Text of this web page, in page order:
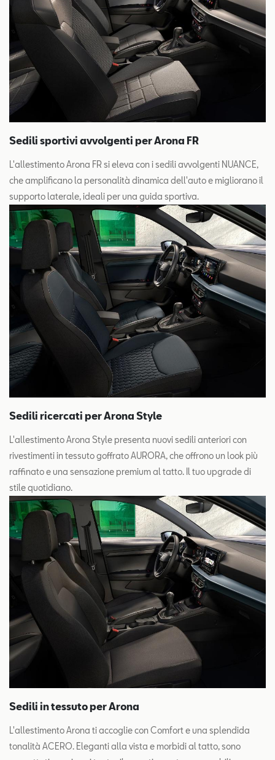
Sedili sportivi avvolgenti per Arona FR
L'allestimento Arona FR si eleva con i sedili avvolgenti NUANCE,
che amplificano la personalità dinamica dell'auto e migliorano il
supporto laterale, ideali per una guida sportiva.
Sedili ricercati per Arona Style
L'allestimento Arona Style presenta nuovi sedili anteriori con
rivestimenti in tessuto goffrato AURORA, che offrono un look più
raffinato e una sensazione premium al tatto. Il tuo upgrade di
stile quotidiano.
Sedili in tessuto per Arona
L'allestimento Arona ti accoglie con Comfort e una splendida
tonalità ACERO. Eleganti alla vista e morbidi al tatto, sono